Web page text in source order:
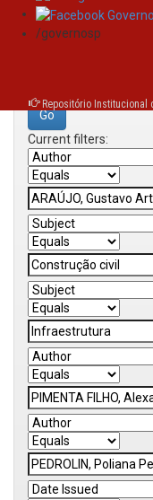
/governosp
Repositório Institucional
Search:
Current filters: